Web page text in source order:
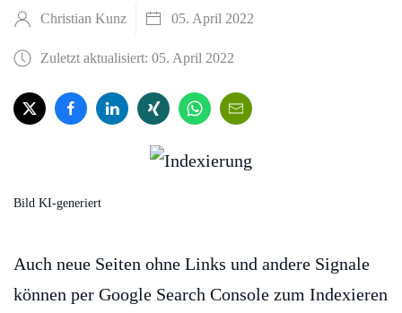
Christian Kunz 05. April 2022
Zuletzt aktualisiert: 05. April 2022
Bild KI-generiert
Auch neue Seiten ohne Links und andere Signale
können per Google Search Console zum Indexieren